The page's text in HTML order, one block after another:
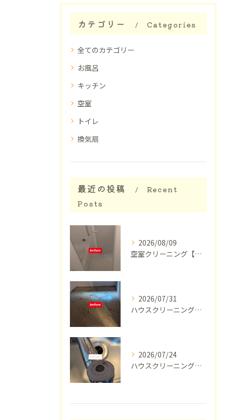
カテゴリー Categories
全てのカテゴリー
お風呂
キッチン
空室
トイレ
換気扇
最近の投稿
Recent
Posts
2026/08/09
空室クリーニング【東京】
2026/07/31
ハウスクリーニング【東京】
2026/07/24
ハウスクリーニング【横浜市】